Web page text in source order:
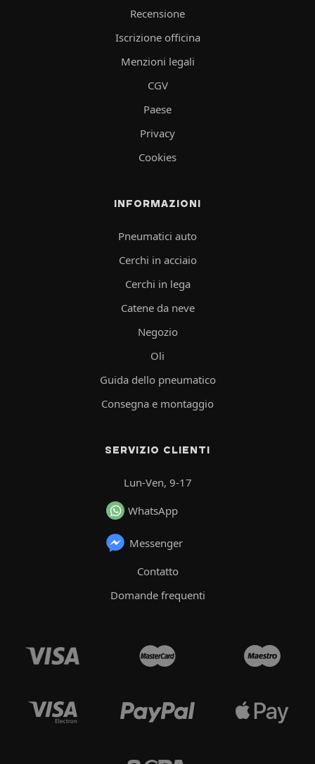
Recensione
Iscrizione officina
Menzioni legali
CGV
Paese
Privacy
Cookies
INFORMAZIONI
Pneumatici auto
Cerchi in acciaio
Cerchi in lega
Catene da neve
Negozio
Oli
Guida dello pneumatico
Consegna e montaggio
SERVIZIO CLIENTI
Lun-Ven, 9-17
WhatsApp
Messenger
Contatto
Domande frequenti